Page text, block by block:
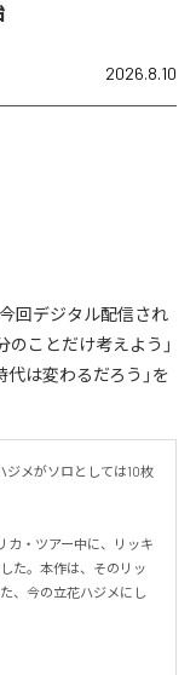
2026.8.10
回デジタル配信され
のことだけ考えよう」
時代は変わるだろう」を
ジメがソロとしては10枚
カ・ツアー中に、リッキ
た。本作は、そのリッ
、今の立花ハジメにし